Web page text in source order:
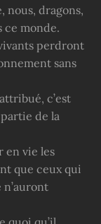
nous, dragons,
ce monde.
perdront
sans
c’est
de la
en vie les
que ceux qui